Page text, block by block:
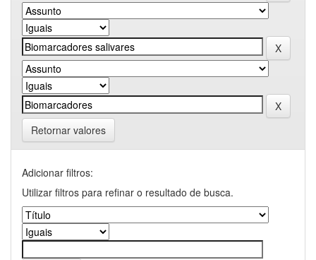
Retornar valores
Adicionar filtros:
Utilizar filtros para refinar o resultado de busca.